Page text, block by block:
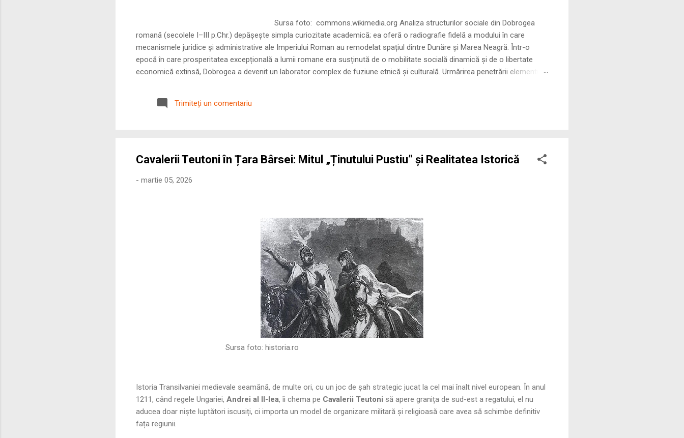
Sursa foto: commons.wikimedia.org Analiza structurilor sociale din Dobrogea
romană (secolele I–III p.Chr.) depășește simpla curiozitate academică; ea oferă o radiografie fidelă a modului în care
mecanismele juridice și administrative ale Imperiului Roman au remodelat spațiul dintre Dunăre și Marea Neagră. Într-o
epocă în care prosperitatea excepțională a lumii romane era susținută de o mobilitate socială dinamică și de o libertate
economică extinsă, Dobrogea a devenit un laborator complex de fuziune etnică și culturală. Urmărirea penetrării elementului
precizie profunzimea și ritmul procesului de rom...
Trimiteți un comentariu
Cavalerii Teutoni în Țara Bârsei: Mitul „Ținutului Pustiu” și Realitatea Istorică
- martie 05, 2026
Sursa foto: historia.ro
Istoria Transilvaniei medievale seamănă, de multe ori, cu un joc de șah strategic jucat la cel mai înalt nivel european. În anul
1211, când regele Ungariei, Andrei al II-lea, îi chema pe Cavalerii Teutoni să apere granița de sud-est a regatului, el nu
aducea doar niște luptători iscusiți, ci importa un model de organizare militară și religioasă care avea să schimbe definitiv
fața regiunii.